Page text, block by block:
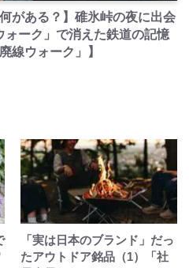
がある？】碓氷峠の夜に出会
ォーク」で消えた鉄道の記憶
線ウォーク」】
「実は日本のブランド」だっ
たアウトドア銘品（1）「社